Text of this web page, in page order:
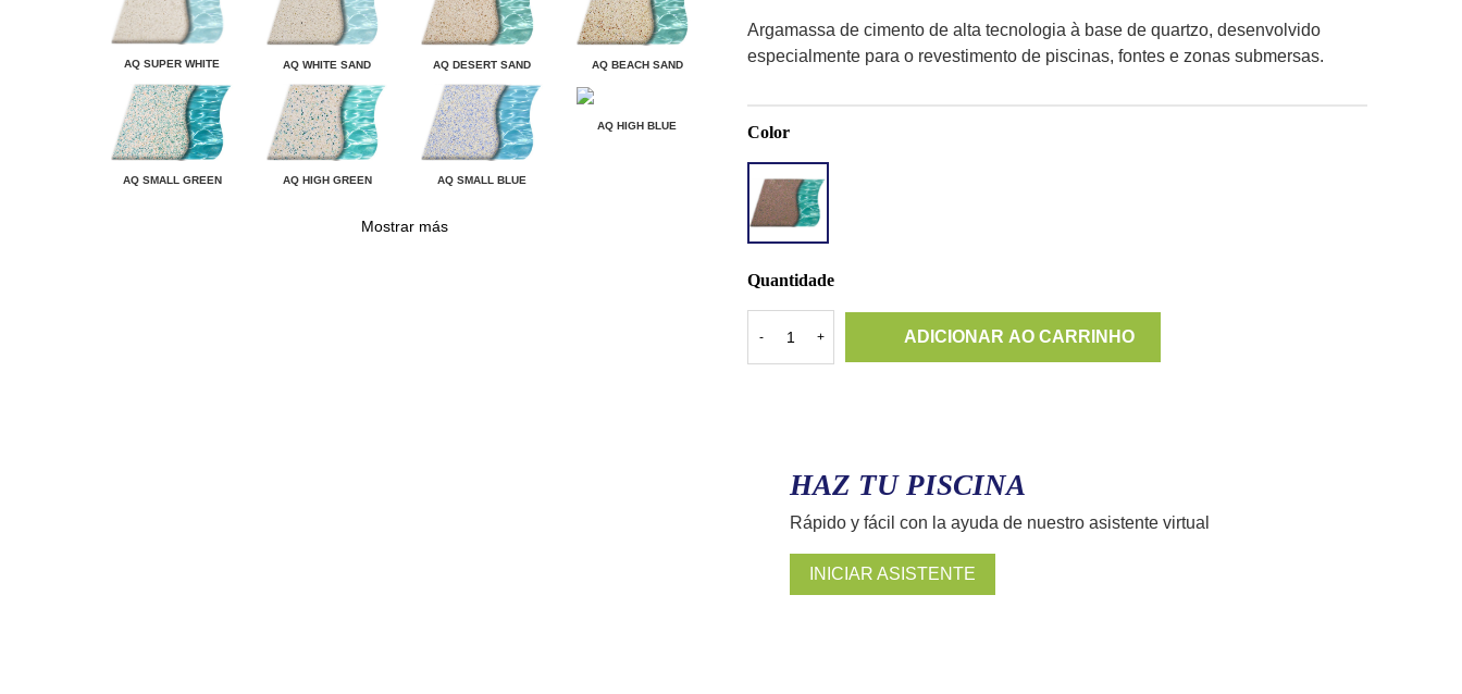
AQ SUPER WHITE AQ WHITE SAND AQ DESERT SAND AQ BEACH SAND
AQ SMALL GREEN AQ HIGH GREEN AQ SMALL BLUE
AQ HIGH BLUE
Mostrar más
Argamassa de cimento de alta tecnologia à base de quartzo, desenvolvido
especialmente para o revestimento de piscinas, fontes e zonas submersas.
Color
TERRA
GOLD
Quantidade
- + ADICIONAR AO CARRINHO
HAZ TU PISCINA
Rápido y fácil con la ayuda de nuestro asistente virtual
INICIAR ASISTENTE